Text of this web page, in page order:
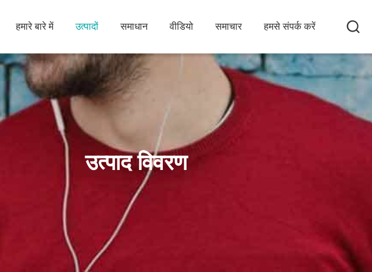
हमारे बारे में उत्पादों समाधान वीडियो समाचार हमसे संपर्क करें
उत्पाद विवरण